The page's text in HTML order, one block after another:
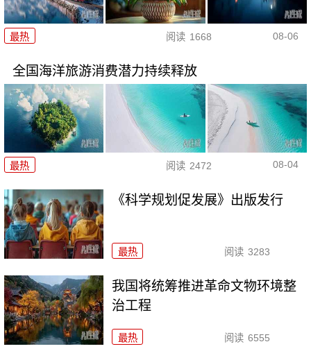
最热 阅读 1668 08-06
全国海洋旅游消费潜力持续释放
最热 阅读 2472 08-04
《科学规划促发展》出版发行
最热 阅读 3283
我国将统筹推进革命文物环境整
治工程
最热 阅读 6555